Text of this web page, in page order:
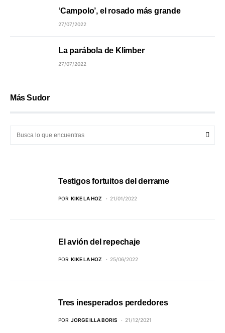
‘Campolo’, el rosado más grande
27/07/2022
La parábola de Klimber
27/07/2022
Más Sudor
Testigos fortuitos del derrame
POR KIKE LA HOZ 21/01/2022
El avión del repechaje
POR KIKE LA HOZ 25/06/2022
Tres inesperados perdedores
POR JORGE ILLA BORIS 21/12/2021